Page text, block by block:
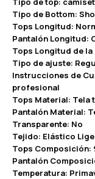
Tipo de Bottom:
Tops Longitud:
Pantalón Longitud:
Tops Longitud de
Tipo de ajuste:
Instrucciones de
profesional
Tops Material: Tela
Pantalón Material:
Transparente: No
Tejido: Elástico
Tops Composición:
Pantalón
Temperatura: